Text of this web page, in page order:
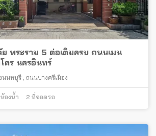
พระราม 5 ต่อเติมครบ ถนนเมน
คร นครอินทร์
นนทบุรี ถนนบางศรีเมือง
ห้องน้ำ 2 ที่จอดรถ